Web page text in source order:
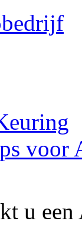
voor
u